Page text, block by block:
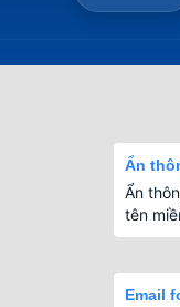
Ẩn
Ẩn
tên
Email